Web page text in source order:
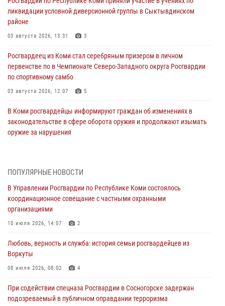
ликвидации условной диверсионной группы в Сыктывдинском
районе
03 августа 2026, 13:31 3
Росгвардеец из Коми стал серебряным призером в личном
первенстве по в Чемпионате Северо-Западного округа Росгвардии
по спортивному самбо
03 августа 2026, 12:07 5
В Коми росгвардейцы информируют граждан об изменениях в
законодательстве в сфере оборота оружия и продолжают изымать
оружие за нарушения
для добровольной сдачи оружия
31 июля 2026, 10:55
Временно исполняющий обязанности начальника Управления
Росгвардии по Республике Коми лично проверил ДОЛ «Орленок»
В Усинске росгвардейцы оперативно отработали план «Квартал»
30 июля 2026, 13:53
В Санкт-Петербурге прошел окружной этап ежегодного
Всероссийского конкурса профессионального мастерства среди
ПОПУЛЯРНЫЕ НОВОСТИ
В Управлении Росгвардии по Республике Коми состоялось
координационное совещание с частными охранными
организациями
10 июля 2026, 14:07 2
Любовь, верность и служба: история семьи росгвардейцев из
Воркуты
08 июля 2026, 08:02 4
При содействии спецназа Росгвардии в Сосногорске задержан
подозреваемый в публичном оправдании терроризма